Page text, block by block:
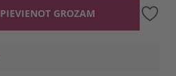
PIEVIENOT GROZAM